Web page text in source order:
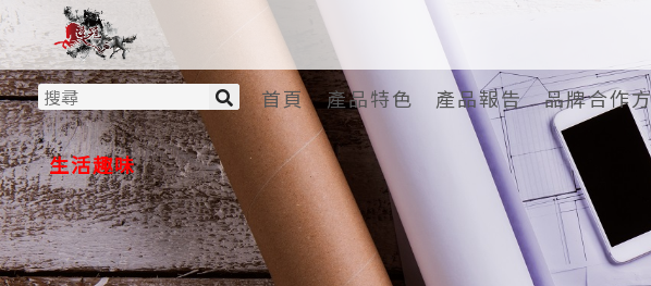
首頁 產品特色 產品報告 品牌合作
生活趣味